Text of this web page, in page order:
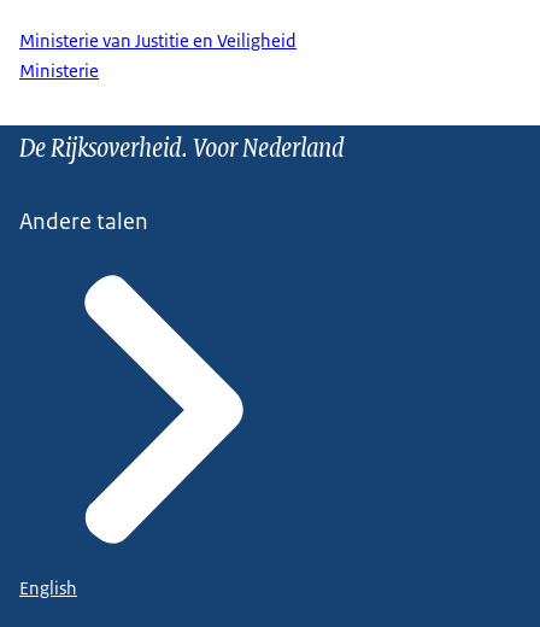
Ministerie van Justitie en Veiligheid
Ministerie
De Rijksoverheid. Voor Nederland
Andere talen
English